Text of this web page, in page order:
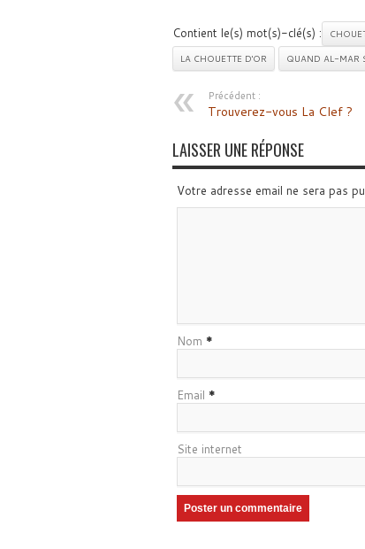
Contient le(s) mot(s)-clé(s) :
LA CHOUETTE D'OR
QUAND AL-MAR
Précédent :
Trouverez-vous La Clef ?
LAISSER UNE RÉPONSE
Votre adresse email ne sera pas
Nom *
Email *
Site internet